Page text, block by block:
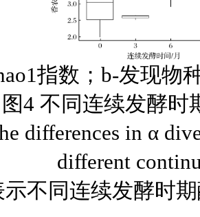
指数；b-发现物
图4 不同连续发酵时
differences in α
different
不同连续发酵时